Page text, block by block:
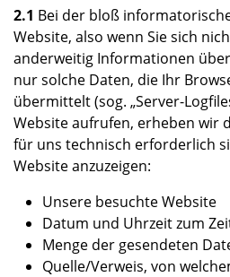
2.1 Bei der bloß
Website, also wenn Sie sich
anderweitig Informationen
nur solche Daten, die Ihr
übermittelt (sog. „Server-
Website aufrufen, erheben wir
für uns technisch erforderlich
Website anzuzeigen:
Unsere besuchte Website
Datum und Uhrzeit zum
Menge der gesendeten
Quelle/Verweis, von